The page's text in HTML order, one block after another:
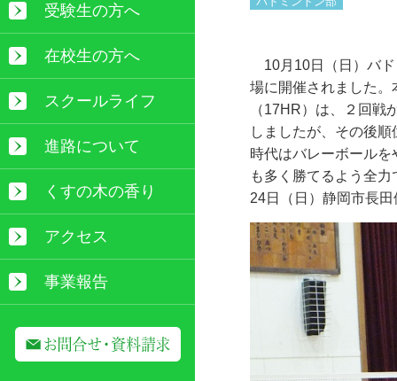
受験生の方へ
在校生の方へ
スクールライフ
進路について
くすの木の香り
アクセス
事業報告
10月 10日（日）バ
場に開催されました
（17HR）は、２回戦
しましたが、その後
時代はバレーボール
も多く勝てるよう全
24日（日）静岡市長